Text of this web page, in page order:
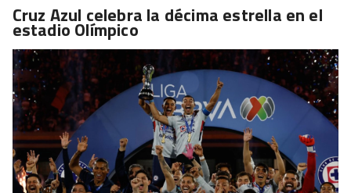
Cruz Azul celebra la décima estrella en el
estadio Olímpico